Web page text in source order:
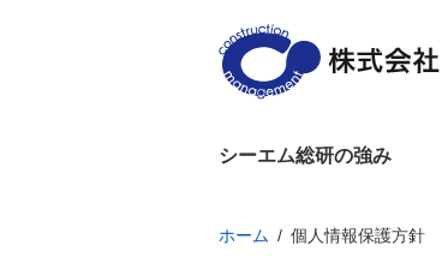
シーエム総研の強み
ホーム 個人情報保護方針